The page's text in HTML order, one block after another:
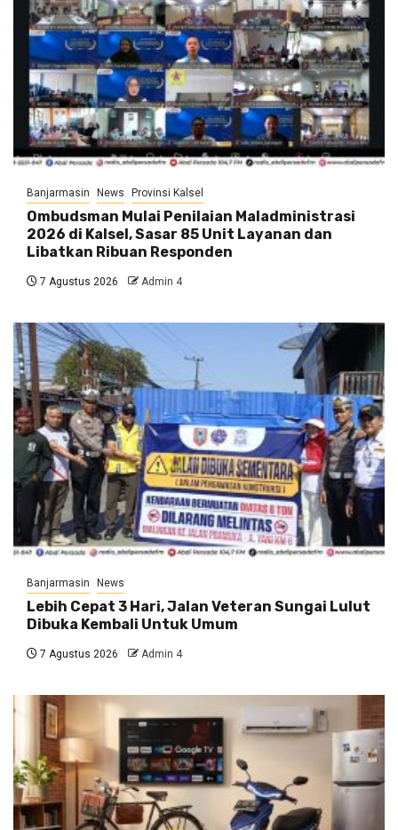
Banjarmasin News Provinsi Kalsel
Ombudsman Mulai Penilaian Maladministrasi
2026 di Kalsel, Sasar 85 Unit Layanan dan
Libatkan Ribuan Responden
7 Agustus 2026 Admin 4
Banjarmasin News
Lebih Cepat 3 Hari, Jalan Veteran Sungai Lulut
Dibuka Kembali Untuk Umum
7 Agustus 2026 Admin 4